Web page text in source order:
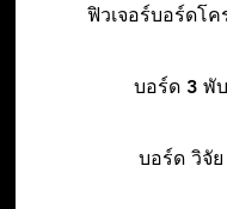
ฟิวเจอร์บอร์ดโค
บอร์ด 3 พับ
บอร์ด วิจัย